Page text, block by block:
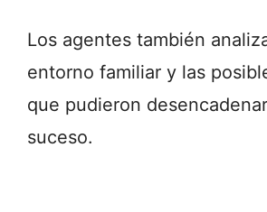
Los agentes también
entorno familiar y las
que pudieron
suceso.